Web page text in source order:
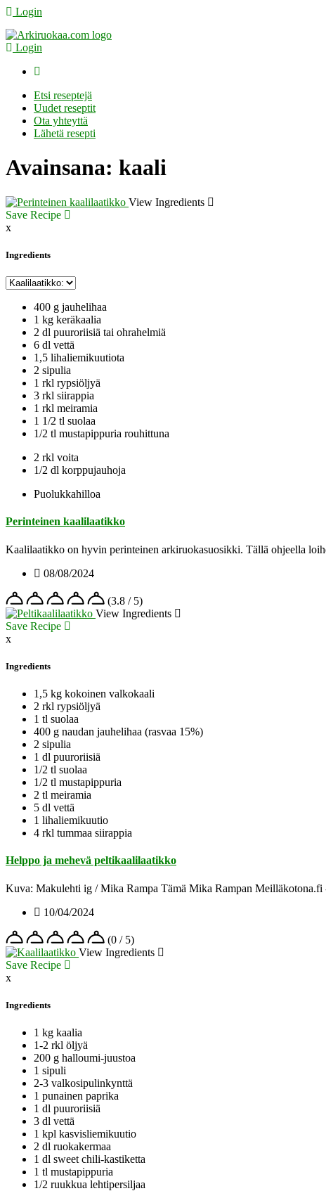
Login
Login
Etsi reseptejä
Uudet reseptit
Ota yhteyttä
Lähetä resepti
Avainsana: kaali
View Ingredients
Save Recipe
x
Ingredients
400 g jauhelihaa
1 kg keräkaalia
2 dl puuroriisiä tai ohrahelmiä
6 dl vettä
1,5 lihaliemikuutiota
2 sipulia
1 rkl rypsiöljyä
3 rkl siirappia
1 rkl meiramia
1 1/2 tl suolaa
1/2 tl mustapippuria rouhittuna
2 rkl voita
1/2 dl korppujauhoja
Puolukkahilloa
Perinteinen kaalilaatikko
Kaalilaatikko on hyvin perinteinen arkiruokasuosikki. Tällä ohjeella
08/08/2024
(3.8 / 5)
View Ingredients
Save Recipe
x
Ingredients
1,5 kg kokoinen valkokaali
2 rkl rypsiöljyä
1 tl suolaa
400 g naudan jauhelihaa (rasvaa 15%)
2 sipulia
1 dl puuroriisiä
1/2 tl suolaa
1/2 tl mustapippuria
2 tl meiramia
5 dl vettä
1 lihaliemikuutio
4 rkl tummaa siirappia
Helppo ja mehevä peltikaalilaatikko
Kuva: Makulehti ig / Mika Rampa Tämä Mika Rampan
10/04/2024
(0 / 5)
View Ingredients
Save Recipe
x
Ingredients
1 kg kaalia
1-2 rkl öljyä
200 g halloumi-juustoa
1 sipuli
2-3 valkosipulinkynttä
1 punainen paprika
1 dl puuroriisiä
3 dl vettä
1 kpl kasvisliemikuutio
2 dl ruokakermaa
1 dl sweet chili-kastiketta
1 tl mustapippuria
1/2 ruukkua lehtipersiljaa